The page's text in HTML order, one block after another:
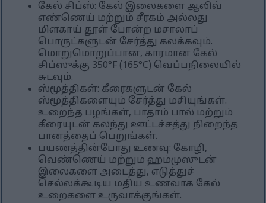
கேல் சிப்ஸ்: கேல் இலைகளை ஆலிவ்
எண்ணெய் மற்றும் சீரகம் அல்லது
மிளகாய் தூள் போன்ற மசாலாப்
பொருட்களுடன் சேர்த்து கலக்கவும்.
மொறுமொறுப்பான, காரமான கேல்
சிப்ஸுக்கு 350°F (165°C) வெப்பநிலையில்
சுடவும்.
ஸ்மூத்திகள்: கீரைகளுடன் கேல்
ஸ்மூத்திகளையும் சேர்த்து மசியுங்கள்.
உறைந்த பழங்கள், பாதாம் பால் மற்றும்
கீரையுடன் கலந்து ஊட்டச்சத்து நிறைந்த
பானத்தைப் பெறுங்கள்.
பயணத்தின்போது உணவு: கோழி,
வெண்ணெய் மற்றும் ஹம்முஸுடன்
இலைகளை அடைத்து, எடுத்துச்
செல்லக்கூடிய மதிய உணவாக கேல்
உறைகளை உருவாக்குங்கள்.